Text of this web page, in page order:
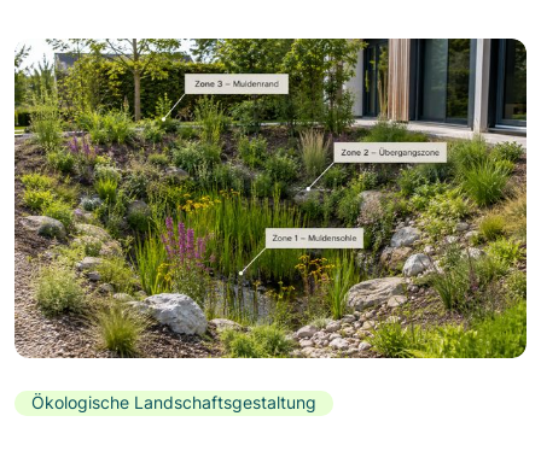
Ökologische Landschaftsgestaltung